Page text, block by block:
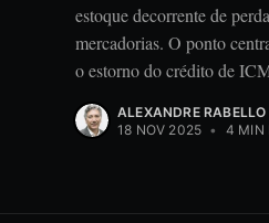
estoque decorrente de
mercadorias. O ponto
o estorno do crédito de
ALEXANDRE RABELLO
18 NOV 2025 • 4 MIN